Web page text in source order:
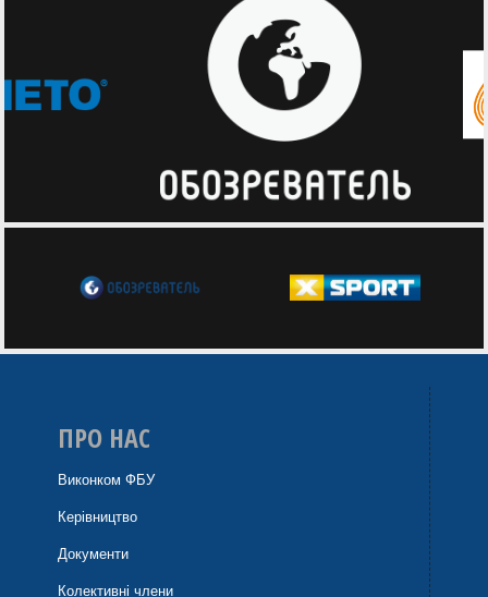
ПРО НАС
Виконком ФБУ
Керівництво
Документи
Колективні члени